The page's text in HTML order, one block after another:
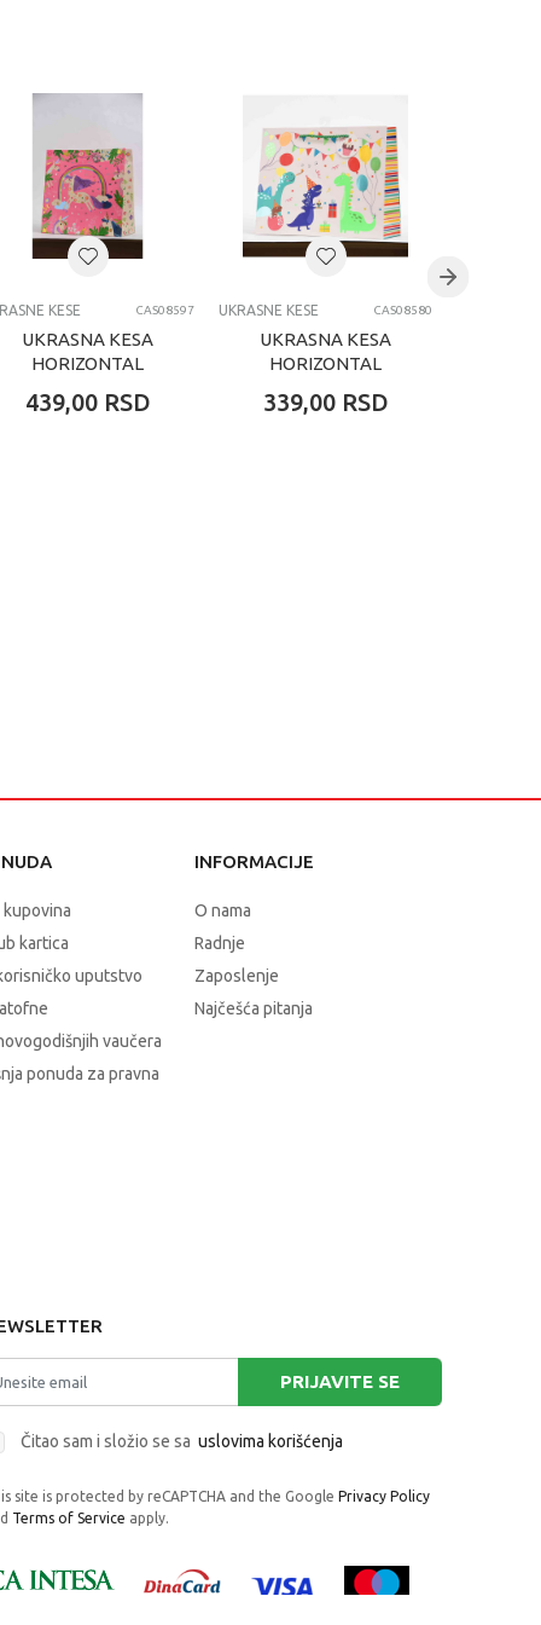
KESE CAS08597
UKRASNA KESA
HORIZONTAL
439,00 RSD
UKRASNE KESE CAS08580
UKRASNA KESA
HORIZONTAL
339,00 RSD
kartica
uputstvo
vaučera
ponuda za pravna
INFORMACIJE
O nama
Radnje
Zaposlenje
Najčešća pitanja
PRIJAVITE SE
Čitao sam i složio se sa uslovima korišćenja
site is protected by reCAPTCHA and the Google Privacy Policy
Terms of Service apply.